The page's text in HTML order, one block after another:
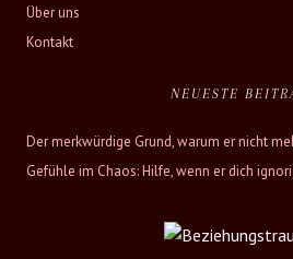
Über uns
Kontakt
NEUESTE
Der merkwürdige Grund, warum er nicht
Gefühle im Chaos: Hilfe, wenn er dich